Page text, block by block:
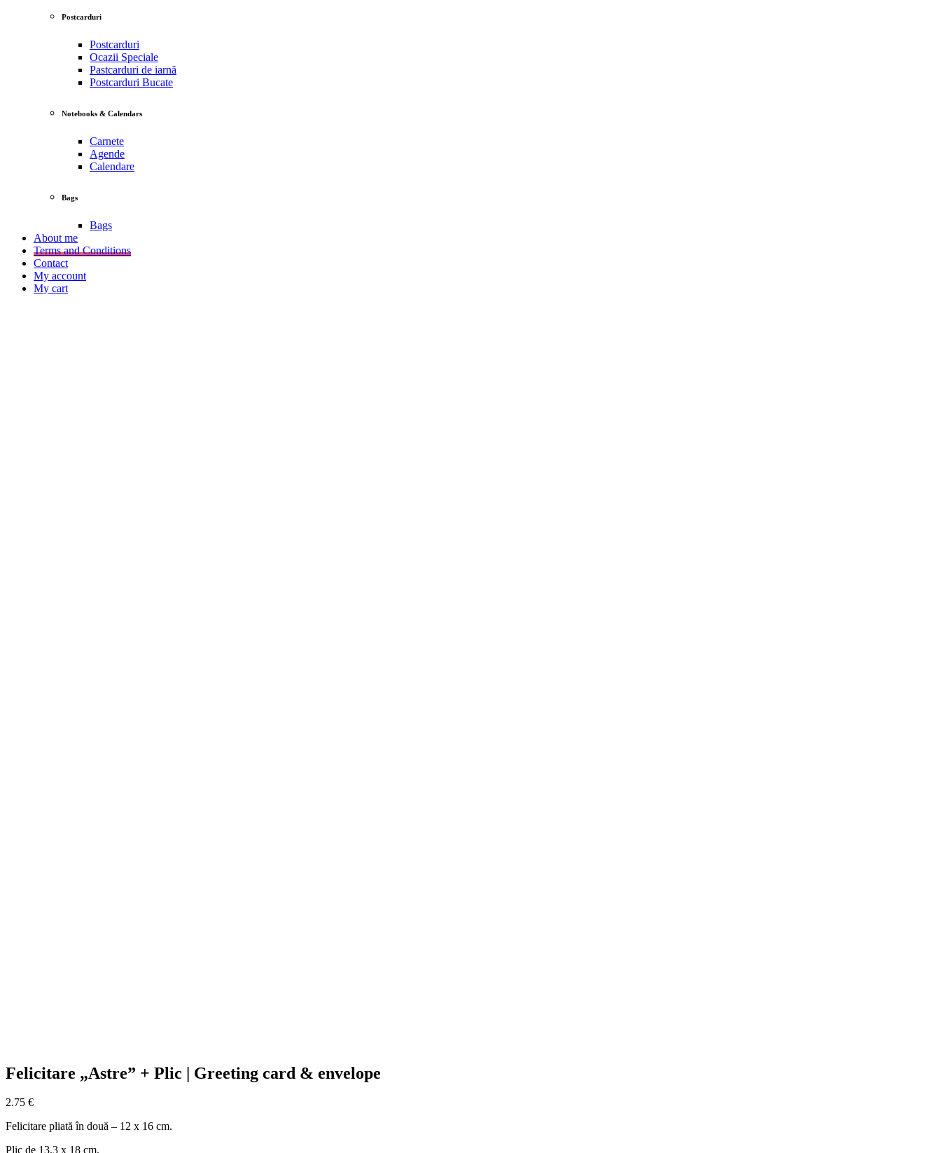
Postcarduri
Postcarduri
Ocazii Speciale
Pastcarduri de iarnă
Postcarduri Bucate
Notebooks & Calendars
Carnete
Agende
Calendare
Bags
Bags
About me
Terms and Conditions
Contact
My account
My cart
Felicitare „Astre” + Plic | Greeting card & envelope
2.75 €
Felicitare pliată în două – 12 x 16 cm.
Plic de 13,3 x 18 cm.